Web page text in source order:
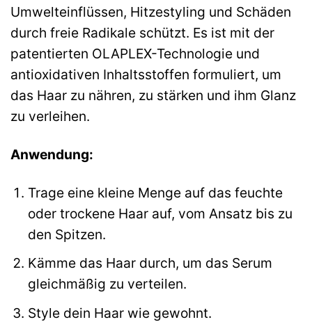
Umwelteinflüssen, Hitzestyling und Schäden
durch freie Radikale schützt. Es ist mit der
patentierten OLAPLEX-Technologie und
antioxidativen Inhaltsstoffen formuliert, um
das Haar zu nähren, zu stärken und ihm Glanz
zu verleihen.
Anwendung:
Trage eine kleine Menge auf das feuchte
oder trockene Haar auf, vom Ansatz bis zu
den Spitzen.
Kämme das Haar durch, um das Serum
gleichmäßig zu verteilen.
Style dein Haar wie gewohnt.